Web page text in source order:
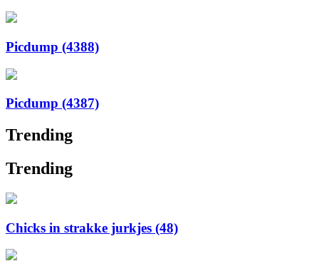
Picdump (4388)
Picdump (4387)
Trending
Trending
Chicks in strakke jurkjes (48)